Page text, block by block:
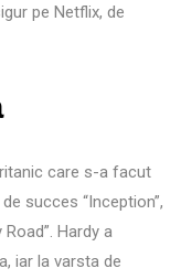
pe Netflix, de
care s-a facut
succes “Inception”,
Road”. Hardy a
iar la varsta de